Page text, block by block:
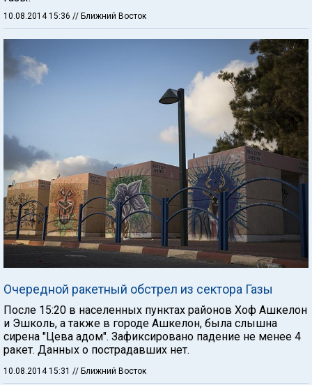
10.08.2014 15:36 // Ближний Восток
Очередной ракетный обстрел из сектора Газы
После 15:20 в населенных пунктах районов Хоф Ашкелон
и Эшколь, а также в городе Ашкелон, была слышна
сирена "Цева адом". Зафиксировано падение не менее 4
ракет. Данных о пострадавших нет.
10.08.2014 15:31 // Ближний Восток